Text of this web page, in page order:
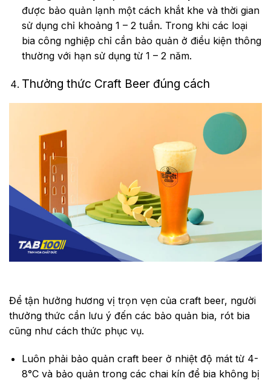
được bảo quản lạnh một cách khắt khe và thời gian
sử dụng chỉ khoảng 1 – 2 tuần. Trong khi các loại
bia công nghiệp chỉ cần bảo quản ở điều kiện thông
thường với hạn sử dụng từ 1 – 2 năm.
Thưởng thức Craft Beer đúng cách
Để tận hưởng hương vị trọn vẹn của craft beer, người
thưởng thức cần lưu ý đến các bảo quản bia, rót bia
cũng như cách thức phục vụ.
Luôn phải bảo quản craft beer ở nhiệt độ mát từ 4-
8°C và bảo quản trong các chai kín để bia không bị